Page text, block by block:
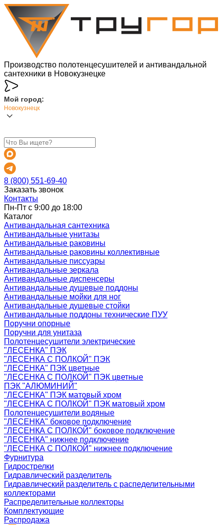
Производство полотенцесушителей и антивандальной
сантехники в Новокузнецке
Мой город:
Новокузнецк
8 (800) 551-69-40
Заказать звонок
Контакты
Пн-Пт с 9:00 до 18:00
Каталог
Антивандальная сантехника
Антивандальные унитазы
Антивандальные раковины
Антивандальные раковины коллективные
Антивандальные писсуары
Антивандальные зеркала
Антивандальные диспенсеры
Антивандальные душевые поддоны
Антивандальные мойки для ног
Антивандальные душевые стойки
Антивандальные поддоны технические ПУУ
Поручни опорные
Поручни для унитаза
Полотенцесушители электрические
"ЛЕСЕНКА" ПЭК
"ЛЕСЕНКА С ПОЛКОЙ" ПЭК
"ЛЕСЕНКА" ПЭК цветные
"ЛЕСЕНКА С ПОЛКОЙ" ПЭК цветные
ПЭК "АЛЮМИНИЙ"
"ЛЕСЕНКА" ПЭК матовый хром
"ЛЕСЕНКА С ПОЛКОЙ" ПЭК матовый хром
Полотенцесушители водяные
"ЛЕСЕНКА" боковое подключение
"ЛЕСЕНКА С ПОЛКОЙ" боковое подключение
"ЛЕСЕНКА" нижнее подключение
"ЛЕСЕНКА С ПОЛКОЙ" нижнее подключение
Фурнитура
Гидрострелки
Гидравлический разделитель
Гидравлический разделитель с распеделительными
коллекторами
Распределительные коллекторы
Комплектующие
Распродажа